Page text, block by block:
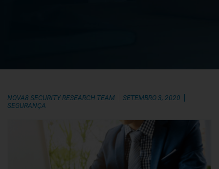
NOVA8 SECURITY RESEARCH TEAM
SETEMBRO 3, 2020
SEGURANÇA